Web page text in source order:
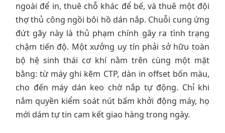
ngoài để in, thuê chỗ khác để bế, và thuê một đội
thợ thủ công ngồi bôi hồ dán nắp. Chuỗi cung ứng
đứt gãy này là thủ phạm chính gây ra tình trạng
chậm tiến độ. Một xưởng uy tín phải sở hữu toàn
bộ hệ sinh thái cơ khí nằm trên cùng một mặt
bằng: từ máy ghi kẽm CTP, dàn in offset bốn màu,
cho đến máy dán keo chờ nắp tự động. Chỉ khi
nắm quyền kiểm soát nút bấm khởi động máy, họ
mới dám tự tin cam kết giao hàng trong ngày.